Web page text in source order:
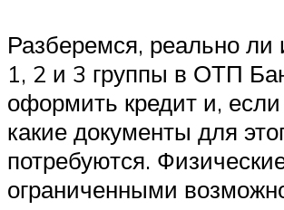
Разберемся, реально ли
1, 2 и 3 группы в ОТП
оформить кредит и,
какие документы для
потребуются.
ограниченными